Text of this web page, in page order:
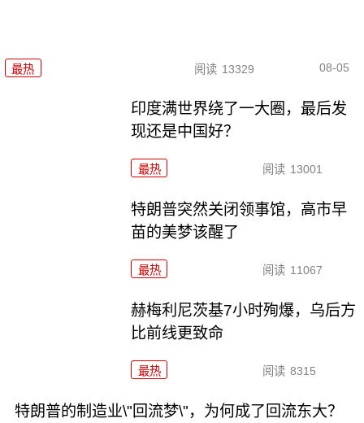
最热 阅读 13329 08-05
印度满世界绕了一大圈，最后发
现还是中国好？
最热 阅读 13001
特朗普突然关闭领事馆，高市早
苗的美梦该醒了
最热 阅读 11067
赫梅利尼茨基7小时殉爆，乌后方
比前线更致命
最热 阅读 8315
特朗普的制造业\"回流梦\"，为何成了回流东大？